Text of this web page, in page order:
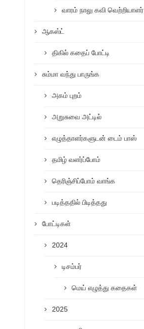
வாரம் நாலு கவி வெற்றியாளர்
ஆகஸ்ட்
திகில் கதைப் போட்டி
சும்மா வந்து பாருங்க
அகம் புறம்
அறுசுவை அட்டில்
எழுத்தாளர்களுடன் டைம் பாஸ்
தமிழ் வளர்ப்போம்
தெரிஞ்சிப்போம் வாங்க
படித்ததில் பிடித்தது
போட்டிகள்
2024
டிசம்பர்
மெய் எழுத்து கதைகள்
2025